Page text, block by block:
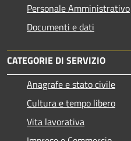
Personale Amministrativo
Documenti e dati
CATEGORIE DI SERVIZIO
Anagrafe e stato civile
Cultura e tempo libero
Vita lavorativa